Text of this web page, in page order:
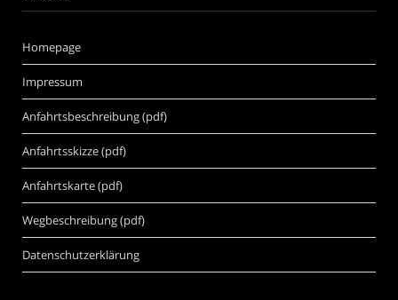
Homepage
Impressum
Anfahrtsbeschreibung (pdf)
Anfahrtsskizze (pdf)
Anfahrtskarte (pdf)
Wegbeschreibung (pdf)
Datenschutzerklärung